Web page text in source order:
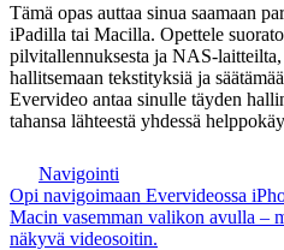
Tämä opas auttaa sinua saamaan
iPadilla tai Macilla. Opettele
pilvitallennuksesta ja NAS-
hallitsemaan tekstityksiä ja
Evervideo antaa sinulle täyden
tahansa lähteestä yhdessä
Navigointi
Opi navigoimaan Evervideossa
Macin vasemman valikon avulla –
näkyvä videosoitin.